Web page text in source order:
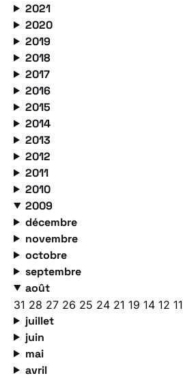
2021
2020
2019
2018
2017
2016
2015
2014
2013
2012
2011
2010
2009
décembre
novembre
octobre
septembre
août
31 28 27 26 25 24 21 19 14 12 11
juillet
juin
mai
avril